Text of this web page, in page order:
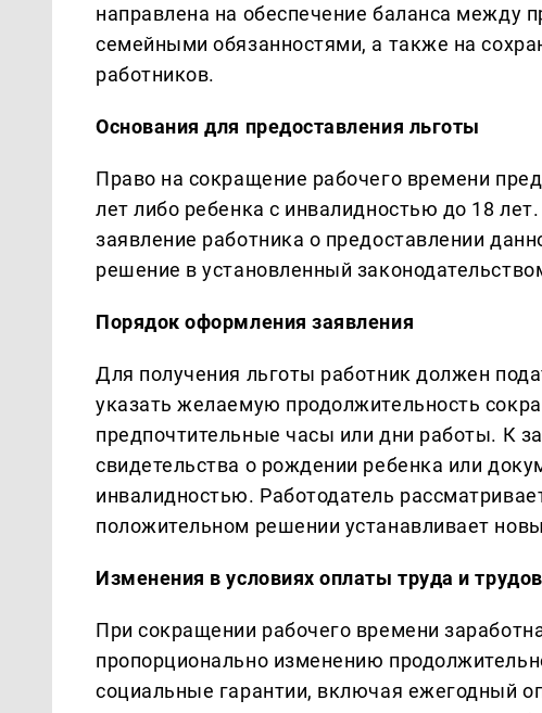
направлена на обеспечение баланса между
семейными обязанностями, а также на
работников.
Основания для предоставления льготы
Право на сокращение рабочего времени
лет либо ребенка с инвалидностью до 18
заявление работника о предоставлении
решение в установленный
Порядок оформления заявления
Для получения льготы работник должен
указать желаемую продолжительность
предпочтительные часы или дни работы. К
свидетельства о рождении ребенка или
инвалидностью. Работодатель
положительном решении устанавливает
Изменения в условиях оплаты труда и
При сокращении рабочего времени
пропорционально изменению
социальные гарантии, включая ежегодный